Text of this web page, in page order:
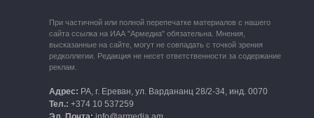
При частичной или полной перепечатке материалов с нашего
сайта ссылка на ИАА "Армедиа" обязательна. Мнения,
высказанные на сайте, могут не совпадать с точкой зрения
редколлегии. Редакция не несет ответственности за содержание
реклам.
Адрес: РА, г. Ереван, ул. Вардананц 28/2-34, инд. 0070
Тел.: +374 10 537259